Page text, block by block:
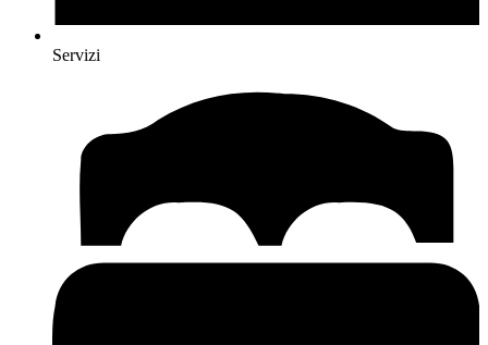
Servizi